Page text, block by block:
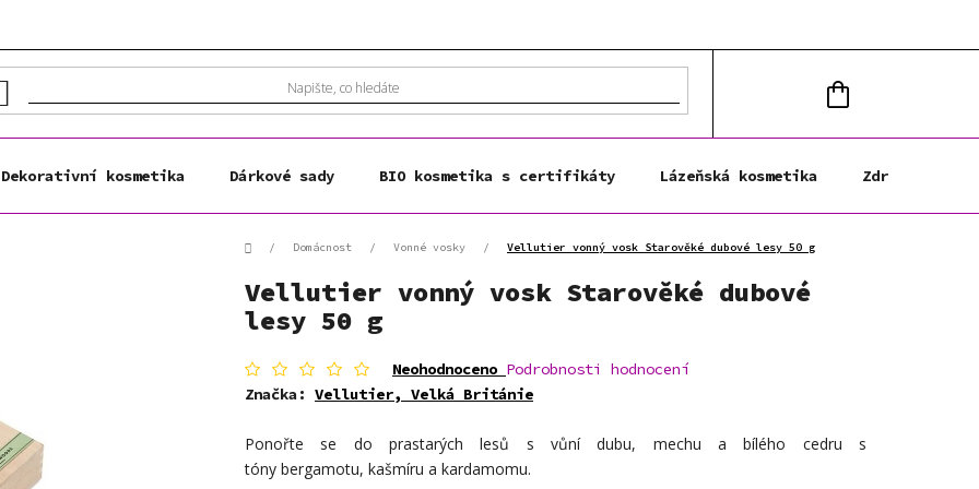
KOŠÍK
Dekorativní kosmetika Dárkové sady BIO kosmetika s certifikáty Lázeňská kosmetika Zdravá výživa
Domů/ Domácnost / Vonné vosky / Vellutier vonný vosk Starověké dubové lesy 50 g
Vellutier vonný vosk Starověké dubové
lesy 50 g
Průměrné
hodnocení
produktu
0,0
z
Neohodnoceno Podrobnosti hodnocení
Značka: Vellutier, Velká Británie
Ponořte se do prastarých lesů s vůnídubu, mechu abílého cedru s
tóny bergamotu, kašmíru a kardamomu.